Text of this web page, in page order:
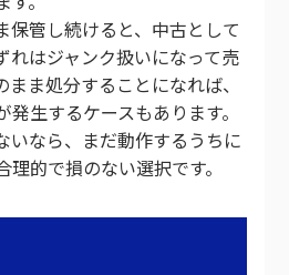
保管し続けると、中古として
れはジャンク扱いになって売
ま処分することになれば、
生するケースもあります。
いなら、まだ動作するうちに
的で損のない選択です。